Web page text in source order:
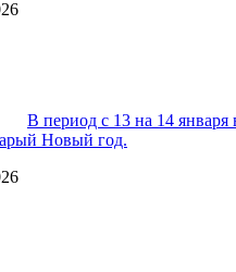
В период с 13 на 14 января
Новый год.